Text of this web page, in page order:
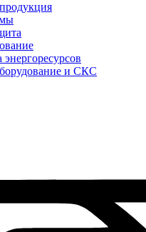
и СКС